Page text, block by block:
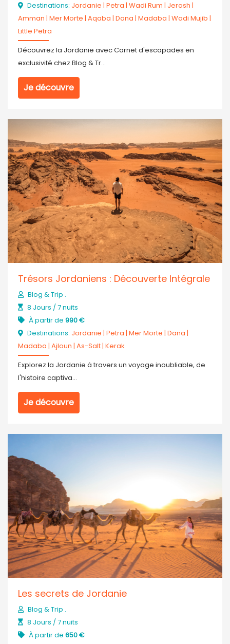
Destinations: Jordanie | Petra | Wadi Rum | Jerash |
Amman | Mer Morte | Aqaba | Dana | Madaba | Wadi Mujib |
Little Petra
Découvrez la Jordanie avec Carnet d'escapades en
exclusivité chez Blog & Tr...
Je découvre
Trésors Jordaniens : Découverte Intégrale
Blog & Trip .
8 Jours / 7 nuits
À partir de 990 €
Destinations: Jordanie | Petra | Mer Morte | Dana |
Madaba | Ajloun | As-Salt| Kerak
Explorez la Jordanie à travers un voyage inoubliable, de
l'histoire captiva...
Je découvre
Les secrets de Jordanie
Blog & Trip .
8 Jours / 7 nuits
À partir de 650 €